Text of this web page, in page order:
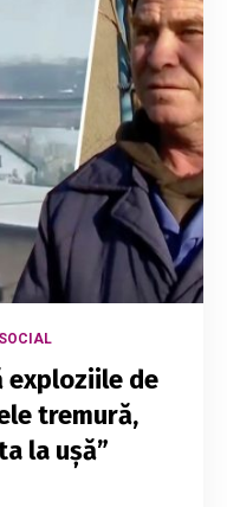
SOCIAL
exploziile de
tremură,
la ușă”